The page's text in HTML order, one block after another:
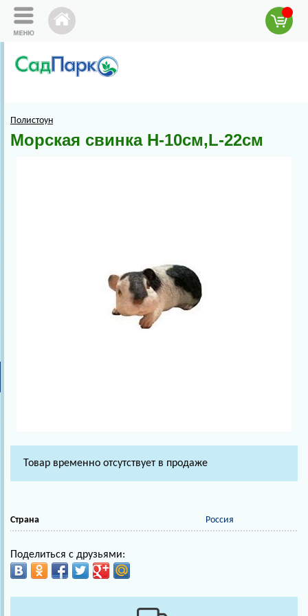
Полистоун
Морская свинка Н-10см,L-22см
Товар временно отсутствует в продаже
Страна Россия
Поделиться с друзьями: